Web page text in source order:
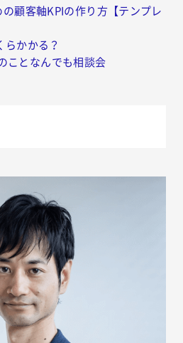
の顧客軸KPIの作り方【テンプレ
らかかる？
ことなんでも相談会